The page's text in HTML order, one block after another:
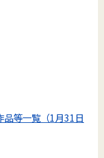
等一覧（1月31日